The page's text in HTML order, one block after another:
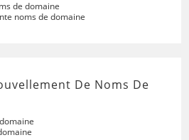
de domaine
noms de domaine
De Noms De